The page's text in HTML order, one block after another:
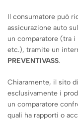
Il consumatore può
assicurazione auto
un comparatore (tra
etc.), tramite un
PREVENTIVASS.
Chiaramente, il sito
esclusivamente i
un comparatore
quali ha rapporti o